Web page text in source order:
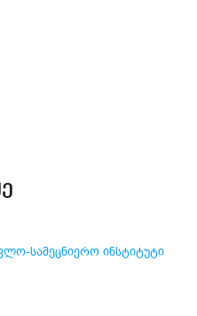
სამეცნიერო ინსტიტუტი